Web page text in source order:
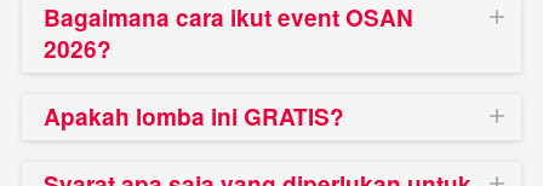
Bagaimana cara ikut event OSAN
2026?
Apakah lomba ini GRATIS?